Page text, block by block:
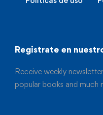
Registrate en
Receive weekly
popular books and much